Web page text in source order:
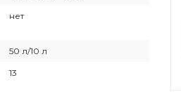
нет
50 л/10 л
13